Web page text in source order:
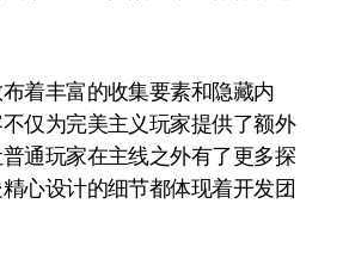
着丰富的收集要素和隐藏内
仅为完美主义玩家提供了额外
通玩家在主线之外有了更多探
心设计的细节都体现着开发团